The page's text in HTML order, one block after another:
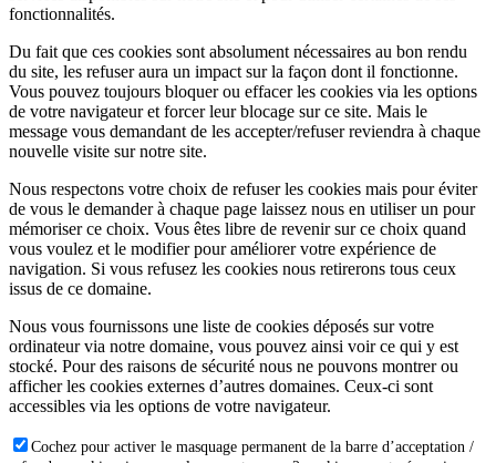
fonctionnalités.
Du fait que ces cookies sont absolument nécessaires au bon rendu
du site, les refuser aura un impact sur la façon dont il fonctionne.
Vous pouvez toujours bloquer ou effacer les cookies via les options
de votre navigateur et forcer leur blocage sur ce site. Mais le
message vous demandant de les accepter/refuser reviendra à chaque
nouvelle visite sur notre site.
Nous respectons votre choix de refuser les cookies mais pour éviter
de vous le demander à chaque page laissez nous en utiliser un pour
mémoriser ce choix. Vous êtes libre de revenir sur ce choix quand
vous voulez et le modifier pour améliorer votre expérience de
navigation. Si vous refusez les cookies nous retirerons tous ceux
issus de ce domaine.
Nous vous fournissons une liste de cookies déposés sur votre
ordinateur via notre domaine, vous pouvez ainsi voir ce qui y est
stocké. Pour des raisons de sécurité nous ne pouvons montrer ou
afficher les cookies externes d’autres domaines. Ceux-ci sont
accessibles via les options de votre navigateur.
Cochez pour activer le masquage permanent de la barre d’acceptation /